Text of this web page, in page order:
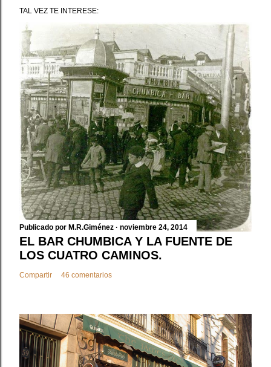
u
b
i
c
a
r
u
n
c
o
m
e
n
t
a
r
i
o
TAL VEZ TE INTERESE:
Publicado por M.R.Giménez noviembre 24, 2014
EL BAR CHUMBICA Y LA FUENTE DE
LOS CUATRO CAMINOS.
Compartir 46 comentarios